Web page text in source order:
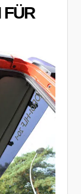
FÜR